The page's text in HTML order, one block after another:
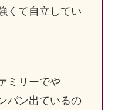
くて自立してい
ミリーでや
バン出ているの